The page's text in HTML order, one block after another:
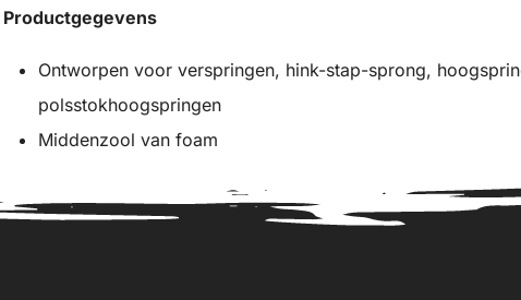
Productgegevens
Ontworpen voor verspringen, hink-stap-sprong,
polsstokhoogspringen
Middenzool van foam